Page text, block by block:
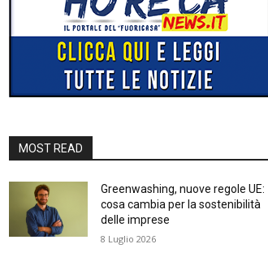
MOST READ
Greenwashing, nuove regole UE:
cosa cambia per la sostenibilità
delle imprese
8 Luglio 2026